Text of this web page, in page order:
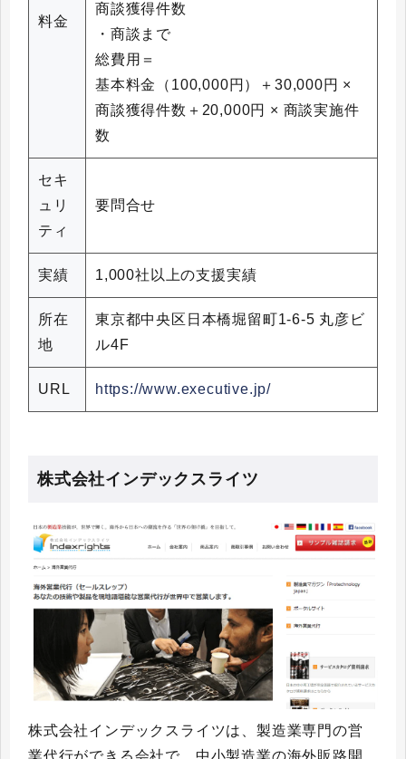
料金
商談獲得件数
・商談まで
総費用＝
基本料金（100,000円）＋30,000円 ×
商談獲得件数＋20,000円 × 商談実施件
数
セキ
ュリ
ティ
要問合せ
実績 1,000社以上の支援実績
所在
地
東京都中央区日本橋堀留町1-6-5 丸彦ビ
ル4F
URL https://www.executive.jp/
株式会社インデックスライツ
株式会社インデックスライツは、製造業専門の営